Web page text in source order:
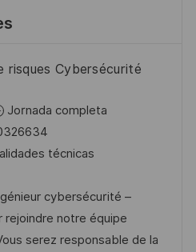
risques Cybersécurité
Jornada completa
técnicas
cybersécurité –
rejoindre notre équipe
serez responsable de la